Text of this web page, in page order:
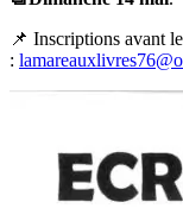
📌 Inscriptions avant
: